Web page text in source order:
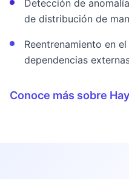
Detección de
de distribución de
Reentrenamiento en
dependencias
Conoce más sobre